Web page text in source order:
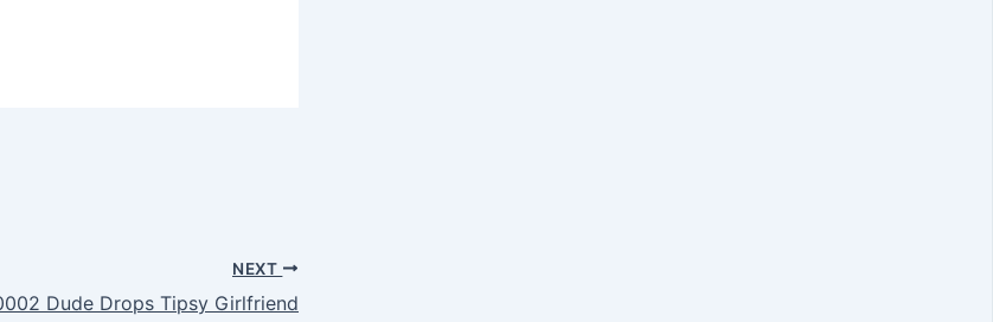
NEXT
Dude Drops Tipsy Girlfriend